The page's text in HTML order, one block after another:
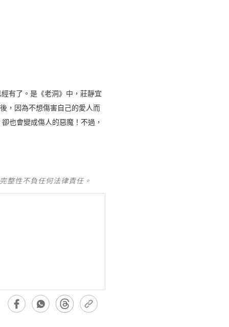
有了。是《老洞》中，莊靜宜
，因為不想傷害自己的愛人而
也會變成傷人的惡魔！不過，
整性不負任何法律責任。